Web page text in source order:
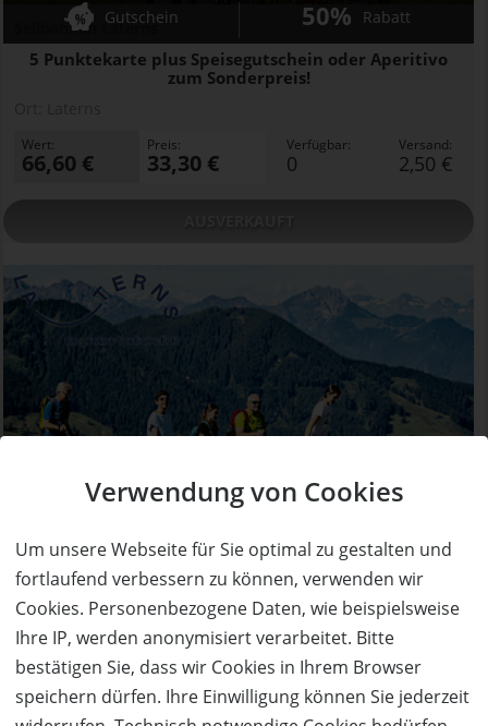
Verwendung von Cookies
Um unsere Webseite für Sie optimal zu gestalten und
fortlaufend verbessern zu können, verwenden wir
Cookies. Personenbezogene Daten, wie beispielsweise
Ihre IP, werden anonymisiert verarbeitet. Bitte
bestätigen Sie, dass wir Cookies in Ihrem Browser
speichern dürfen. Ihre Einwilligung können Sie jederzeit
Seilbahnen Laterns
5 Punktekarte plus Speisegutschein oder Aperitivo
zum Sonderpreis!
Gutschein 50% Rabatt
Wert:
66,60 €
Preis:
33,30 €
Verfügbar:
0
Versand:
2,50 €
5 Punktekarte plus ein Bergfrühstück zum
Sonderpreis!
50%
Ort:Laterns
Wert:
66,60 €
Preis:
33,30 €
Verfügbar:
0 2,50 €
AUSVERKAUFT